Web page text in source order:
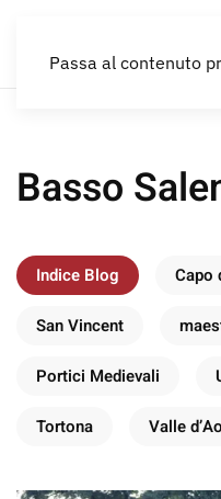
Passa al contenuto
Basso
Indice Blog Capo
San Vincent
Portici Medievali
Tortona Valle